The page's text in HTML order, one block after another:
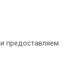
предоставляем